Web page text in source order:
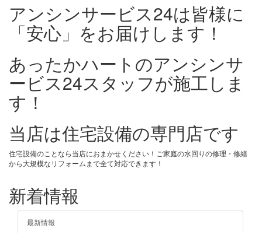
アンシンサービス24は皆様に
「安心」をお届けします！
あったかハートのアンシンサ
ービス24スタッフが施工しま
す！
当店は住宅設備の専門店です
住宅設備のことなら当店におまかせください！ご家庭の水回りの修理・修繕
から大規模なリフォームまで全て対応できます！
新着情報
最新情報